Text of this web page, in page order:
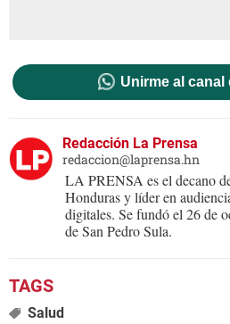
Unirme al canal
Redacción La Prensa
redaccion@laprensa.hn
LA PRENSA es el decano
Honduras y líder en
digitales. Se fundó el 26 de
de San Pedro Sula.
Salud